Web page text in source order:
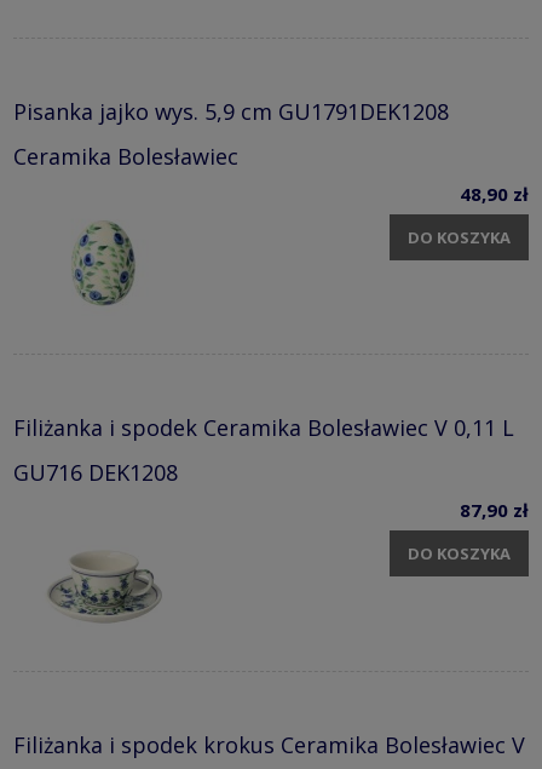
Pisanka jajko wys. 5,9 cm GU1791DEK1208
Ceramika Bolesławiec
48,90 zł
DO KOSZYKA
Filiżanka i spodek Ceramika Bolesławiec V 0,11 L
GU716 DEK1208
87,90 zł
DO KOSZYKA
Filiżanka i spodek krokus Ceramika Bolesławiec V